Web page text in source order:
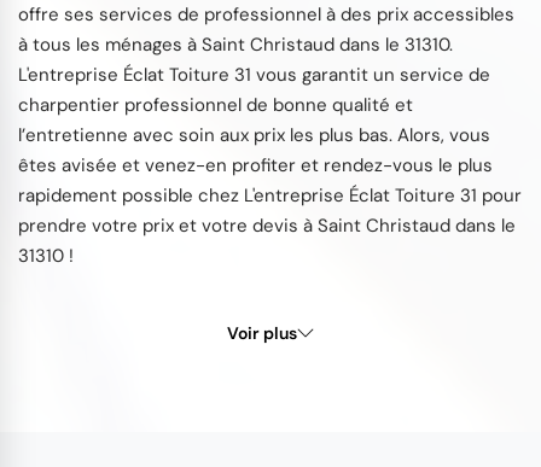
offre ses services de professionnel à des prix accessibles
à tous les ménages à Saint Christaud dans le 31310.
L'entreprise Éclat Toiture 31 vous garantit un service de
charpentier professionnel de bonne qualité et
l’entretienne avec soin aux prix les plus bas. Alors, vous
êtes avisée et venez-en profiter et rendez-vous le plus
rapidement possible chez L'entreprise Éclat Toiture 31 pour
prendre votre prix et votre devis à Saint Christaud dans le
31310 !
Voir plus